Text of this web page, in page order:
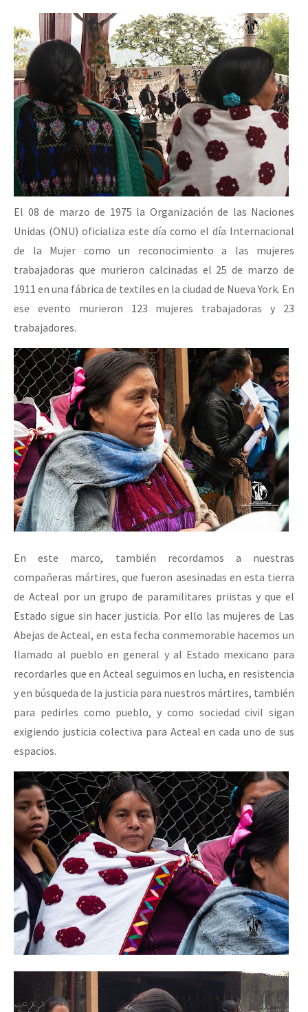
El 08 de marzo de 1975 la Organización de las Naciones
Unidas (ONU) oficializa este día como el día Internacional
de la Mujer como un reconocimiento a las mujeres
trabajadoras que murieron calcinadas el 25 de marzo de
1911 en una fábrica de textiles en la ciudad de Nueva York. En
ese evento murieron 123 mujeres trabajadoras y 23
trabajadores.
En este marco, también recordamos a nuestras
compañeras mártires, que fueron asesinadas en esta tierra
de Acteal por un grupo de paramilitares priistas y que el
Estado sigue sin hacer justicia. Por ello las mujeres de Las
Abejas de Acteal, en esta fecha conmemorable hacemos un
llamado al pueblo en general y al Estado mexicano para
recordarles que en Acteal seguimos en lucha, en resistencia
y en búsqueda de la justicia para nuestros mártires, también
para pedirles como pueblo, y como sociedad civil sigan
exigiendo justicia colectiva para Acteal en cada uno de sus
espacios.